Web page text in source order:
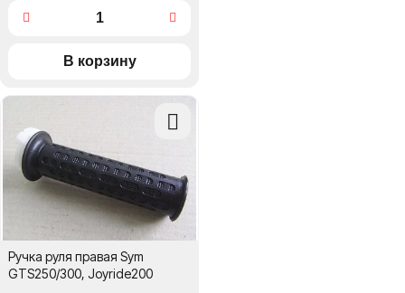
Добавить
Ручка руля правая Sym
GTS250/300, Joyride200